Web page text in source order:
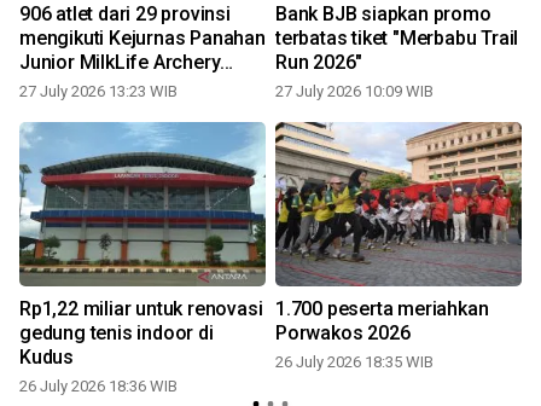
906 atlet dari 29 provinsi
mengikuti Kejurnas Panahan
Junior MilkLife Archery
Challenge di Kudus
27 July 2026 13:23 WIB
Bank BJB siapkan promo
terbatas tiket "Merbabu Trail
Run 2026"
27 July 2026 10:09 WIB
Rp1,22 miliar untuk renovasi
gedung tenis indoor di
Kudus
26 July 2026 18:36 WIB
1.700 peserta meriahkan
Porwakos 2026
26 July 2026 18:35 WIB